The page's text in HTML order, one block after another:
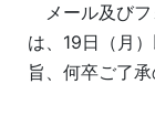
メール及びフ
は、19日（月
旨、何卒ご了